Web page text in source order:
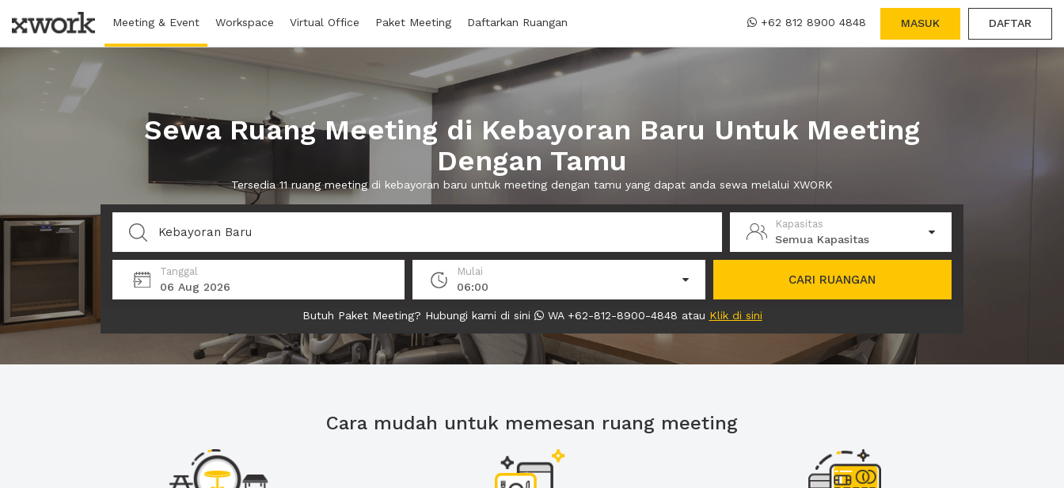
Meeting & Event Workspace Virtual Office Paket Meeting Daftarkan Ruangan +62 812 8900 4848 MASUK DAFTAR
Sewa Ruang Meeting di Kebayoran Baru Untuk Meeting
Dengan Tamu
Tersedia 11 ruang meeting di kebayoran baru untuk meeting dengan tamu yang dapat anda sewa melalui XWORK
Kapasitas
Semua Kapasitas
Tanggal
06 Aug 2026
Mulai
06:00
CARI RUANGAN
Butuh Paket Meeting? Hubungi kami di sini WA +62-812-8900-4848 atau Klik di sini
Cara mudah untuk memesan ruang meeting